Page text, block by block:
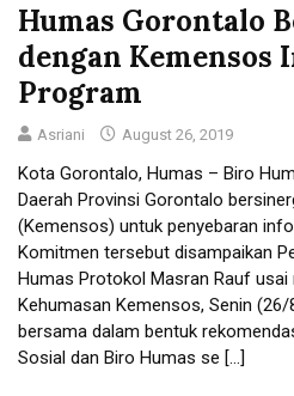
Humas Gorontalo
dengan Kemensos
Program
Asriani August 26, 2019
Kota Gorontalo, Humas – Biro
Daerah Provinsi Gorontalo
(Kemensos) untuk penyebaran
Komitmen tersebut disampaikan
Humas Protokol Masran Rauf usai
Kehumasan Kemensos, Senin
bersama dalam bentuk
Sosial dan Biro Humas se […]